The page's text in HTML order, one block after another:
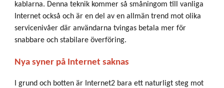
kablarna. Denna teknik kommer så småningom till vanliga
Internet också och är en del av en allmän trend mot olika
servicenivåer där användarna tvingas betala mer för
snabbare och stabilare överföring.
Nya syner på Internet saknas
I grund och botten är Internet2 bara ett naturligt steg mot